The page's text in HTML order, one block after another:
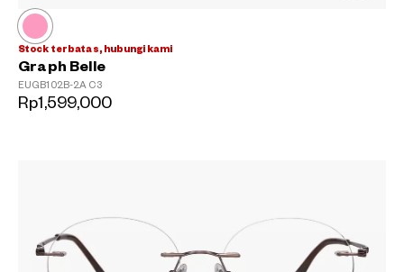
Stock terbatas, hubungi kami
Graph Belle
EUGB102B-2A C3
Rp1,599,000